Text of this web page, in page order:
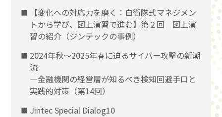
【変化への対応力を磨く：自衛隊式マネジメン
トから学び、図上演習で進む】第２回 図上演
習の紹介（ジンテックの事例）
2024年秋～2025年春に迫るサイバー攻撃の新潮
流
―金融機関の経営層が知るべき検知回避手口と
実践的対策（第14回）
Jintec Special Dialog10